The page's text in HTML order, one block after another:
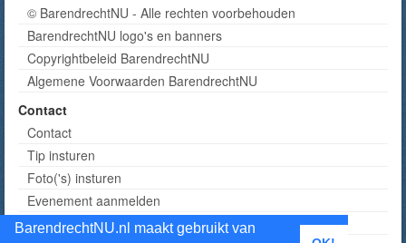
BarendrechtNU.nl maakt gebruikt van
© BarendrechtNU - Alle rechten voorbehouden
BarendrechtNU logo's en banners
Copyrightbeleid BarendrechtNU
Algemene Voorwaarden BarendrechtNU
Contact
Contact
Tip insturen
Foto('s) insturen
Evenement aanmelden
Informatie aanvragen adverteren